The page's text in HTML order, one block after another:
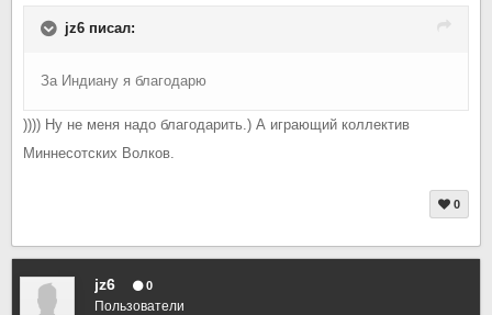
jz6 писал:
За Индиану я благодарю
)))) Ну не меня надо благодарить.) А играющий коллектив
Миннесотских Волков.
0
jz6 0
Пользователи